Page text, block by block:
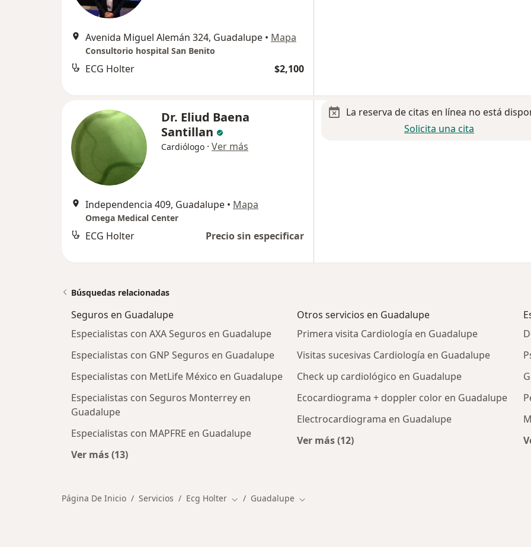
Avenida Miguel Alemán 324, Guadalupe • Mapa
Consultorio hospital San Benito
ECG Holter $2,100
Dr. Eliud Baena
Santillan
Cardiólogo · Ver más
Independencia 409, Guadalupe • Mapa
Omega Medical Center
ECG Holter Precio sin especificar
La reserva de citas en línea no está
Solicita una cita
Búsquedas relacionadas
Seguros en Guadalupe
Especialistas con AXA Seguros en Guadalupe
Especialistas con GNP Seguros en Guadalupe
Especialistas con MetLife México en Guadalupe
Especialistas con Seguros Monterrey en
Guadalupe
Especialistas con MAPFRE en Guadalupe
Ver más (13)
Otros servicios en Guadalupe
Primera visita Cardiología en Guadalupe
Visitas sucesivas Cardiología en Guadalupe
Check up cardiológico en Guadalupe
Ecocardiograma + doppler color en Guadalupe
Electrocardiograma en Guadalupe
Ver más (12)
Página De Inicio Servicios Ecg Holter Cambiar de ciudad
Guadalupe Cambiar de ciudad